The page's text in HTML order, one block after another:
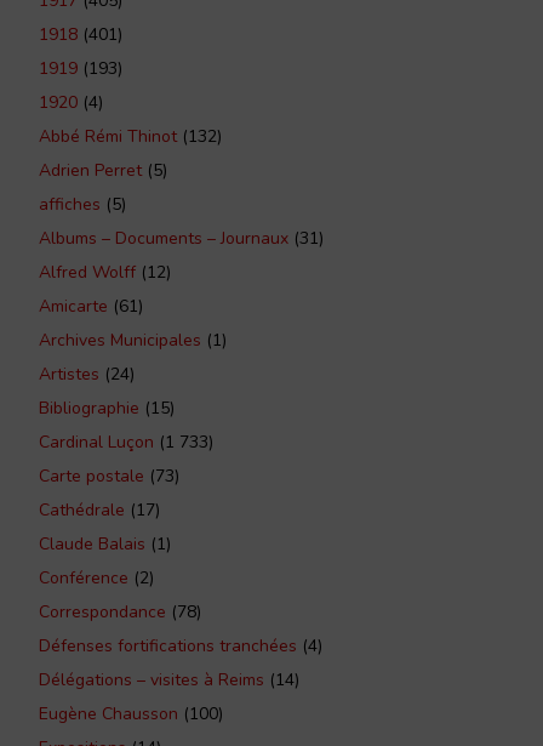
1918 (401)
1919 (193)
1920 (4)
Abbé Rémi Thinot(132)
Adrien Perret(5)
affiches (5)
Albums – Documents – Journaux (31)
Alfred Wolff (12)
Amicarte (61)
Archives Municipales (1)
Artistes (24)
Bibliographie (15)
Cardinal Luçon (1 733)
Carte postale (73)
Cathédrale (17)
Claude Balais (1)
Conférence (2)
Correspondance (78)
Défenses fortifications tranchées (4)
Délégations – visites à Reims (14)
Eugène Chausson (100)